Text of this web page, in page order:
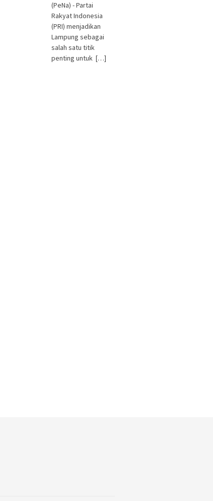
(PeNa) - Partai
Rakyat Indonesia
(PRI) menjadikan
Lampung sebagai
salah satu titik
penting untuk […]